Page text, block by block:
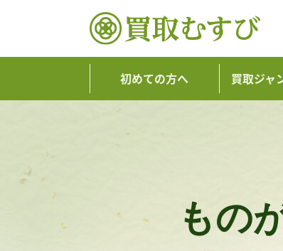
初めての方へ 買取ジャ
もの